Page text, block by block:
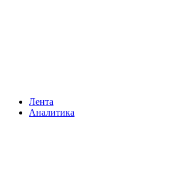
Лента
Аналитика